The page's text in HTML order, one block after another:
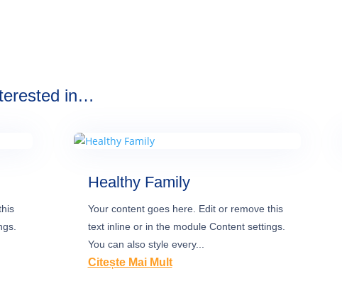
in…
Healthy Family
Your content goes here. Edit or remove this
text inline or in the module Content settings.
You can also style every...
Citește Mai Mult